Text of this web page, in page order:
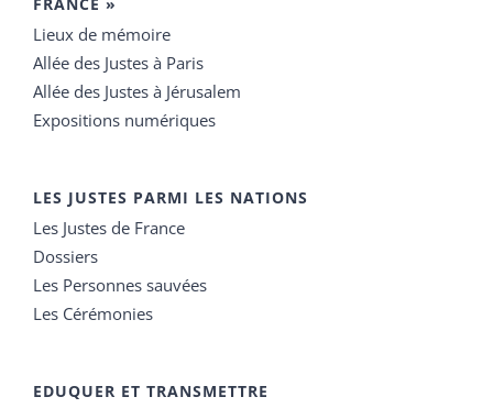
Lieux de mémoire
Allée des Justes à Paris
Allée des Justes à Jérusalem
Expositions numériques
LES JUSTES PARMI LES NATIONS
Les Justes de France
Dossiers
Les Personnes sauvées
Les Cérémonies
EDUQUER ET TRANSMETTRE